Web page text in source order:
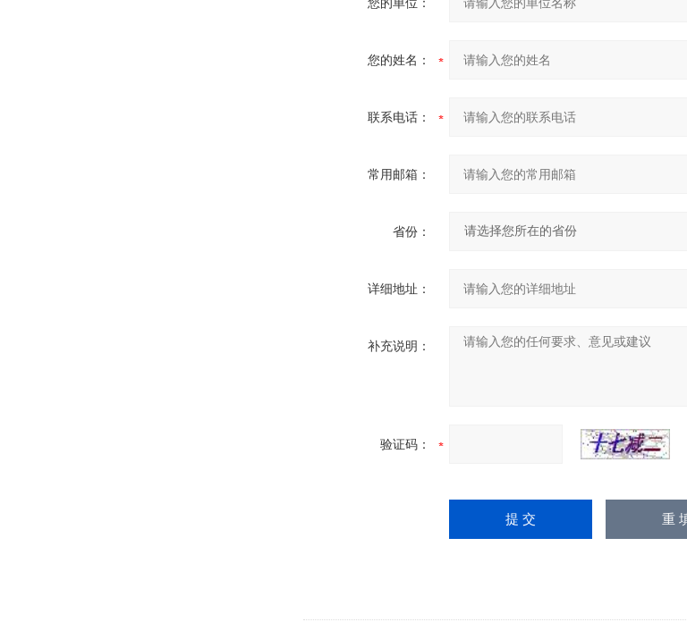
您的姓名：
联系电话：
常用邮箱：
省份：
详细地址：
补充说明：
验证码：